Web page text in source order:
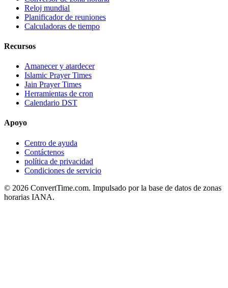
Reloj mundial
Planificador de reuniones
Calculadoras de tiempo
Recursos
Amanecer y atardecer
Islamic Prayer Times
Jain Prayer Times
Herramientas de cron
Calendario DST
Apoyo
Centro de ayuda
Contáctenos
política de privacidad
Condiciones de servicio
© 2026 ConvertTime.com. Impulsado por la base de datos de zonas
horarias IANA.